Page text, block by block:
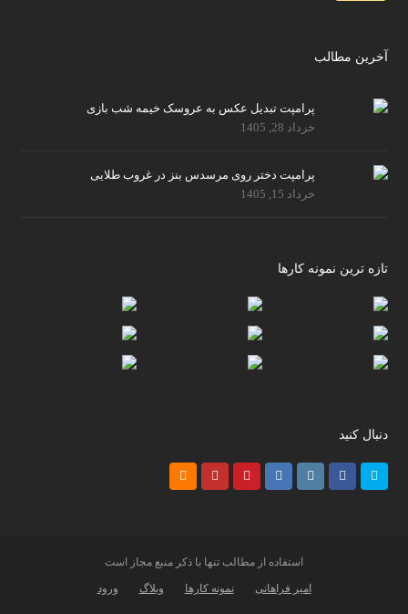
آخرین مطالب
پرامپت تبدیل عکس به عروسک خیمه شب بازی
خرداد 28, 1405
پرامپت دختر روی مرسدس بنز در غروب طلایی
خرداد 15, 1405
تازه ترین نمونه کارها
دنبال کنید
Twitter
Facebook
Instagram
LinkedIn
Pinterest
Youtube
استفاده از مطالب تنها با ذکر منبع مجاز است
امیر فراهانی نمونه کارها وبلاگ ورود